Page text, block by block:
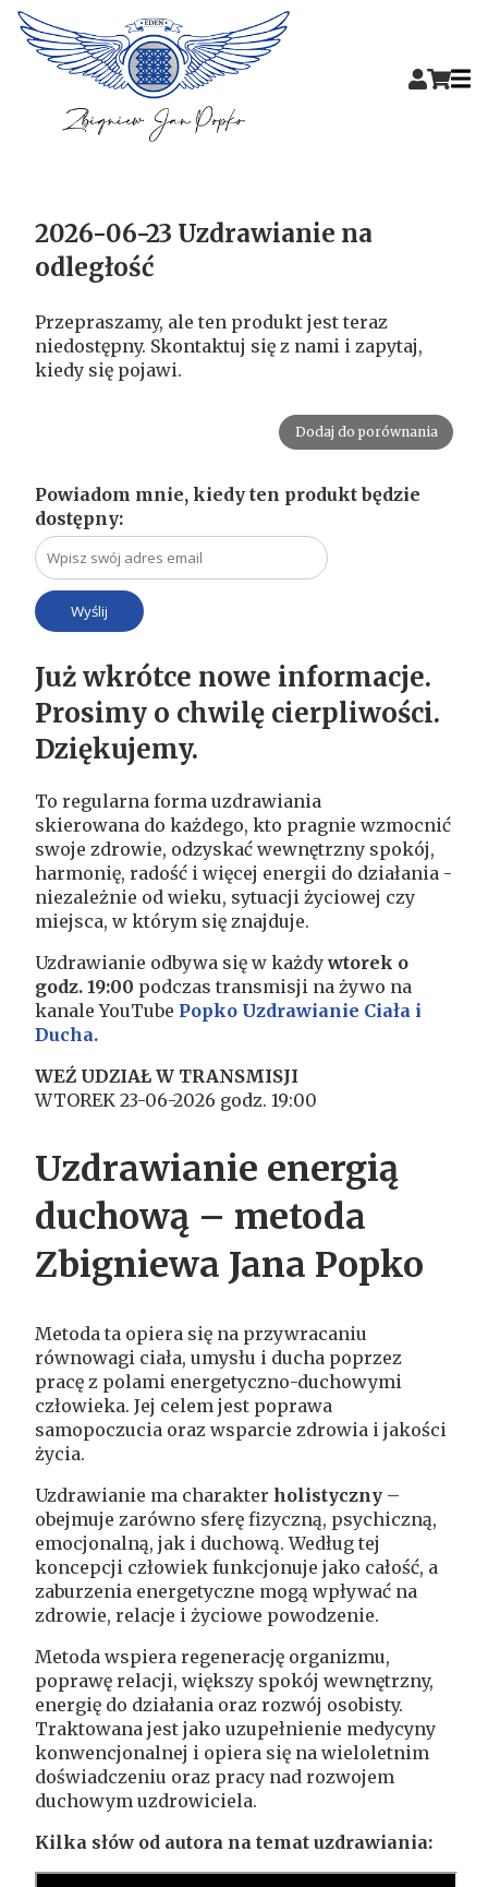
2026-06-23 Uzdrawianie na
odległość
Przepraszamy, ale ten produkt jest teraz
niedostępny. Skontaktuj się z nami i zapytaj,
kiedy się pojawi.
Dodaj do porównania
Powiadom mnie, kiedy ten produkt będzie
dostępny:
Już wkrótce nowe informacje.
Prosimy o chwilę cierpliwości.
Dziękujemy.
To regularna forma uzdrawiania
skierowana do każdego, kto pragnie wzmocnić
swoje zdrowie, odzyskać wewnętrzny spokój,
harmonię, radość i więcej energii do działania -
niezależnie od wieku, sytuacji życiowej czy
miejsca, w którym się znajduje.
Uzdrawianie odbywa się w każdywtorek o
godz. 19:00 podczas transmisji na żywo na
kanale YouTube Popko Uzdrawianie Ciała i
Ducha.
WEŹ UDZIAŁ W TRANSMISJI
WTOREK 23-06-2026 godz. 19:00
Uzdrawianie energią
duchową – metoda
Zbigniewa Jana Popko
Metoda ta opiera się na przywracaniu
równowagi ciała, umysłu i ducha poprzez
pracę z polami energetyczno-duchowymi
człowieka. Jej celem jest poprawa
samopoczucia oraz wsparcie zdrowia i jakości
życia.
Uzdrawianie ma charakter holistyczny –
obejmuje zarówno sferę fizyczną, psychiczną,
emocjonalną, jak i duchową. Według tej
koncepcji człowiek funkcjonuje jako całość, a
zaburzenia energetyczne mogą wpływać na
zdrowie, relacje i życiowe powodzenie.
Metoda wspiera regenerację organizmu,
poprawę relacji, większy spokój wewnętrzny,
energię do działania oraz rozwój osobisty.
Traktowana jest jako uzupełnienie medycyny
konwencjonalnej i opiera się na wieloletnim
doświadczeniu oraz pracy nad rozwojem
duchowym uzdrowiciela.
Kilka słów od autora na temat uzdrawiania: